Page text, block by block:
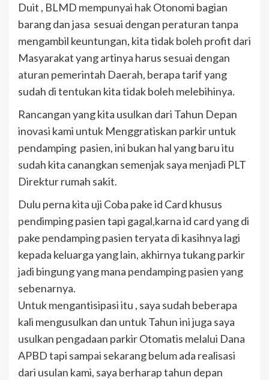
Duit , BLMD mempunyai hak Otonomi bagian
barang dan jasa sesuai dengan peraturan tanpa
mengambil keuntungan, kita tidak boleh profit dari
Masyarakat yang artinya harus sesuai dengan
aturan pemerintah Daerah, berapa tarif yang
sudah di tentukan kita tidak boleh melebihinya.
Rancangan yang kita usulkan dari Tahun Depan
inovasi kami untuk Menggratiskan parkir untuk
pendamping pasien, ini bukan hal yang baru itu
sudah kita canangkan semenjak saya menjadi PLT
Direktur rumah sakit.
Dulu perna kita uji Coba pake id Card khusus
pendimping pasien tapi gagal,karna id card yang di
pake pendamping pasien teryata di kasihnya lagi
kepada keluarga yang lain, akhirnya tukang parkir
jadi bingung yang mana pendamping pasien yang
sebenarnya.
Untuk mengantisipasi itu , saya sudah beberapa
kali mengusulkan dan untuk Tahun ini juga saya
usulkan pengadaan parkir Otomatis melalui Dana
APBD tapi sampai sekarang belum ada realisasi
dari usulan kami, saya berharap tahun depan